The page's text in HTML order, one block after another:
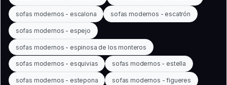
sofas modernos - escalona sofas modernos - escatrón
sofas modernos - espejo
sofas modernos - espinosa de los monteros
sofas modernos - esquivias sofas modernos - estella
sofas modernos - estepona sofas modernos - figueres